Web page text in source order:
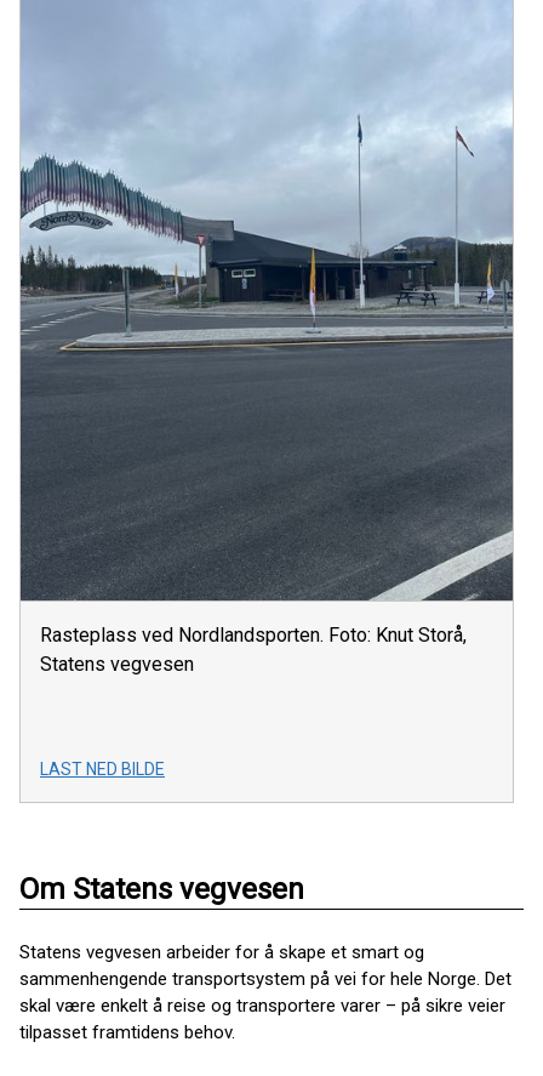
Rasteplass ved Nordlandsporten. Foto: Knut Storå,
Statens vegvesen
LAST NED BILDE
Om Statens vegvesen
Statens vegvesen arbeider for å skape et smart og
sammenhengende transportsystem på vei for hele Norge. Det
skal være enkelt å reise og transportere varer – på sikre veier
tilpasset framtidens behov.